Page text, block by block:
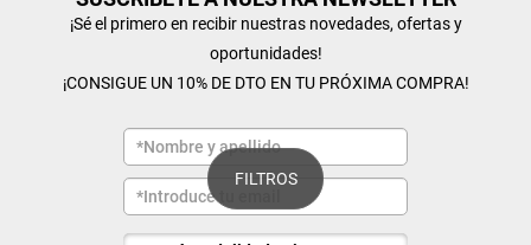
FILTROS
¡Sé el primero en recibir nuestras novedades, ofertas y
oportunidades!
¡CONSIGUE UN 10% DE DTO EN TU PRÓXIMA COMPRA!